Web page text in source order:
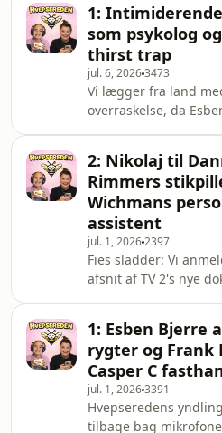
kaste op foran Helle
med en potentiel
omkring fire millioner
det bare en vellykket
eller er han broke
Mai Manniches
OnlyFans. Den
business woman er
platformen, og vi ser
1:
som psykolog
thirst trap
jul. 6, 20263473
Vi lægger fra land
overraskelse, da
eller et forsøg på at
mere til Tabutid og
allerførste billede,
ny flirt! Er det
Jencel viser
billede sendt til "Pølle
2: Nikolaj til
Rimmers
Wichmans
assistent
jul. 1, 20262397
Fies sladder: Vi
afsnit af TV 2's nye
en dokumentar?? Vi
billeder, den
spørger os selv, om
blev klogere. (Spoiler:
vender også Line
1: Esben Bjerre
rygter og Frank
Casper C
jul. 1, 20263391
Hvepseredens
tilbage bag